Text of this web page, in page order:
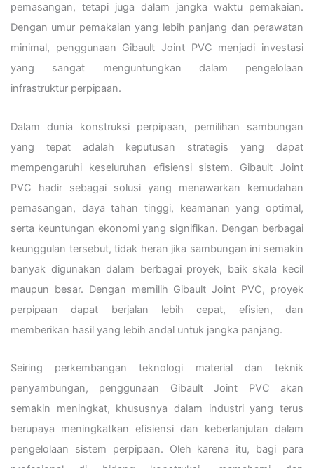
pemasangan, tetapi juga dalam jangka waktu pemakaian.
Dengan umur pemakaian yang lebih panjang dan perawatan
minimal, penggunaan Gibault Joint PVC menjadi investasi
yang sangat menguntungkan dalam pengelolaan
infrastruktur perpipaan.
Dalam dunia konstruksi perpipaan, pemilihan sambungan
yang tepat adalah keputusan strategis yang dapat
mempengaruhi keseluruhan efisiensi sistem. Gibault Joint
PVC hadir sebagai solusi yang menawarkan kemudahan
pemasangan, daya tahan tinggi, keamanan yang optimal,
serta keuntungan ekonomi yang signifikan. Dengan berbagai
keunggulan tersebut, tidak heran jika sambungan ini semakin
banyak digunakan dalam berbagai proyek, baik skala kecil
maupun besar. Dengan memilih Gibault Joint PVC, proyek
perpipaan dapat berjalan lebih cepat, efisien, dan
memberikan hasil yang lebih andal untuk jangka panjang.
Seiring perkembangan teknologi material dan teknik
penyambungan, penggunaan Gibault Joint PVC akan
semakin meningkat, khususnya dalam industri yang terus
berupaya meningkatkan efisiensi dan keberlanjutan dalam
pengelolaan sistem perpipaan. Oleh karena itu, bagi para